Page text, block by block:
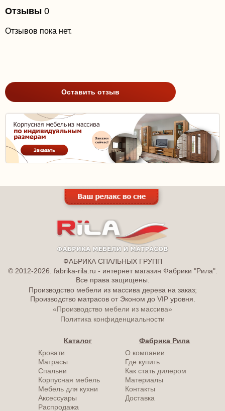
Отзывы 0
Отзывов пока нет.
Оставить отзыв
ФАБРИКА СПАЛЬНЫХ ГРУПП
© 2012-2026. fabrika-rila.ru - интернет магазин Фабрики "Рила".
Все права защищены.
Производство мебели из массива дерева на заказ;
Производство матрасов от Эконом до VIP уровня.
«Производство мебели из массива»
Политика конфиденциальности
Каталог
Кровати
Матрасы
Спальни
Корпусная мебель
Мебель для кухни
Аксессуары
Распродажа
Фабрика Рила
О компании
Где купить
Как стать дилером
Материалы
Контакты
Доставка